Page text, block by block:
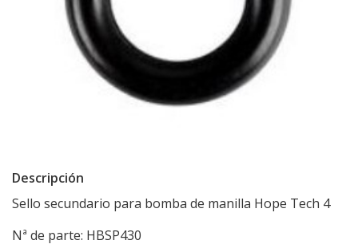
Descripción
Sello secundario para bomba de manilla Hope Tech 4
Nª de parte: HBSP430